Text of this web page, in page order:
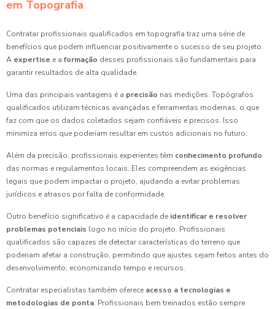
em Topografia
Contratar profissionais qualificados em topografia traz uma série de
benefícios que podem influenciar positivamente o sucesso de seu projeto.
A expertise e a formação desses profissionais são fundamentais para
garantir resultados de alta qualidade.
Uma das principais vantagens é a precisão nas medições. Topógrafos
qualificados utilizam técnicas avançadas e ferramentas modernas, o que
faz com que os dados coletados sejam confiáveis e precisos. Isso
minimiza erros que poderiam resultar em custos adicionais no futuro.
Além da precisão, profissionais experientes têm conhecimento profundo
das normas e regulamentos locais. Eles compreendem as exigências
legais que podem impactar o projeto, ajudando a evitar problemas
jurídicos e atrasos por falta de conformidade.
Outro benefício significativo é a capacidade de identificar e resolver
problemas potenciais logo no início do projeto. Profissionais
qualificados são capazes de detectar características do terreno que
poderiam afetar a construção, permitindo que ajustes sejam feitos antes do
desenvolvimento, economizando tempo e recursos.
Contratar especialistas também oferece acesso a tecnologias e
metodologias de ponta. Profissionais bem treinados estão sempre